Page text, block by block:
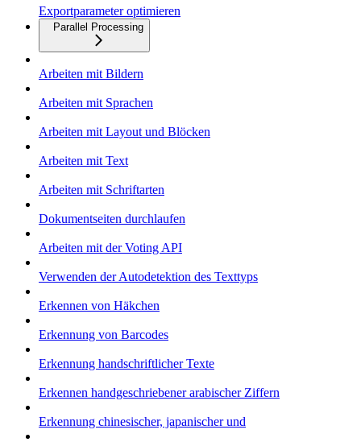
Exportparameter optimieren
Parallel Processing
Arbeiten mit Bildern
Arbeiten mit Sprachen
Arbeiten mit Layout und Blöcken
Arbeiten mit Text
Arbeiten mit Schriftarten
Dokumentseiten durchlaufen
Arbeiten mit der Voting API
Verwenden der Autodetektion des Texttyps
Erkennen von Häkchen
Erkennung von Barcodes
Erkennung handschriftlicher Texte
Erkennen handgeschriebener arabischer Ziffern
Erkennung chinesischer, japanischer und